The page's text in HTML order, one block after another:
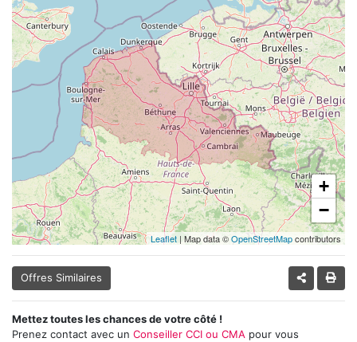
+
−
Leaflet | Map data ©OpenStreetMapcontributors
Offres Similaires
Mettez toutes les chances de votre côté !
Prenez contact avec un Conseiller CCI ou CMA pour vous